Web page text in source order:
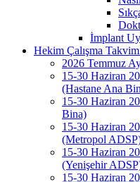
İmplant
Hekim Çalışma
2026 Temmuz
15-30 Haziran
(Hastane Ana
15-30 Haziran
Bina)
15-30 Haziran
(Metropol
15-30 Haziran
(Yenişehir
15-30 Haziran